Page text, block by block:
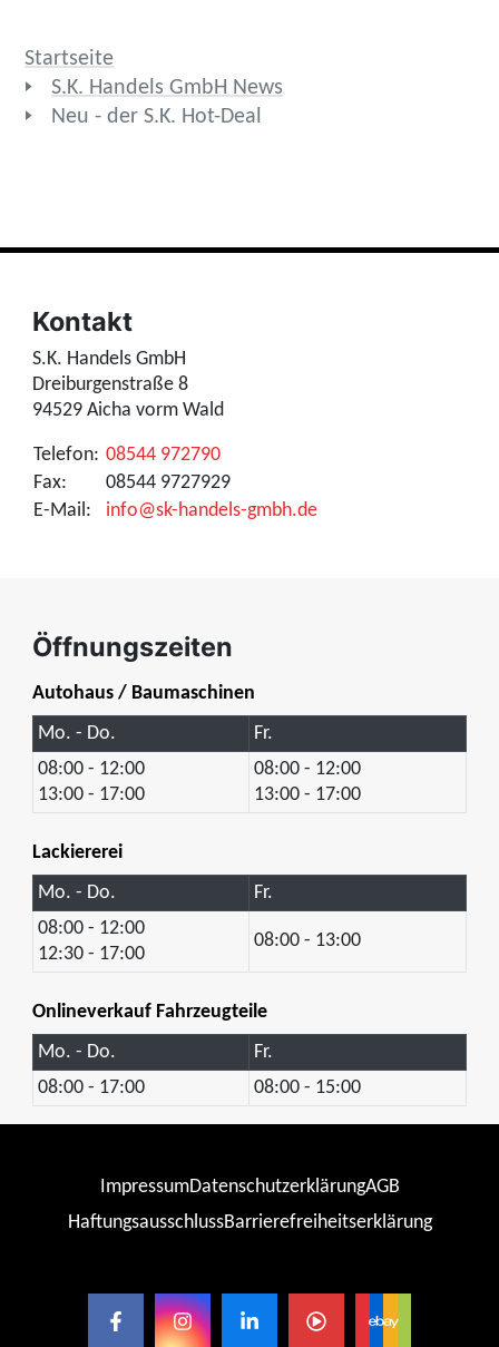
Startseite
S.K. Handels GmbH News
Neu - der S.K. Hot-Deal
Kontakt
S.K. Handels GmbH
Dreiburgenstraße 8
94529 Aicha vorm Wald
Telefon: 08544 972790
Fax:
08544 9727929
E-Mail:
info@sk-handels-gmbh.de
Öffnungszeiten
Autohaus / Baumaschinen
Mo. - Do.
Fr.
08:00 - 12:00
13:00 - 17:00
08:00 - 12:00
13:00 - 17:00
Lackiererei
Mo. - Do.
Fr.
08:00 - 12:00
12:30 - 17:00
08:00 - 13:00
Onlineverkauf Fahrzeugteile
Mo. - Do.
Fr.
08:00 - 17:00
08:00 - 15:00
ImpressumDatenschutzerklärungAGB
HaftungsausschlussBarrierefreiheitserklärung